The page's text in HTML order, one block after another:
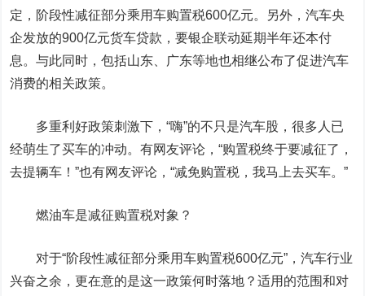
定，阶段性减征部分乘用车购置税600亿元。另外，汽车央
企发放的900亿元货车贷款，要银企联动延期半年还本付
息。与此同时，包括山东、广东等地也相继公布了促进汽车
消费的相关政策。
多重利好政策刺激下，“嗨”的不只是汽车股，很多人已
经萌生了买车的冲动。有网友评论，“购置税终于要减征了，
去提辆车！”也有网友评论，“减免购置税，我马上去买车。”
燃油车是减征购置税对象？
对于“阶段性减征部分乘用车购置税600亿元”，汽车行业
兴奋之余，更在意的是这一政策何时落地？适用的范围和对